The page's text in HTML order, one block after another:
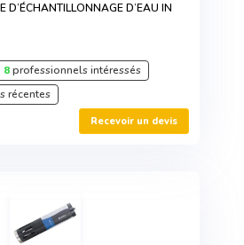
D’ÉCHANTILLONNAGE D’EAU IN
8professionnels intéressés
récentes
Recevoir un devis